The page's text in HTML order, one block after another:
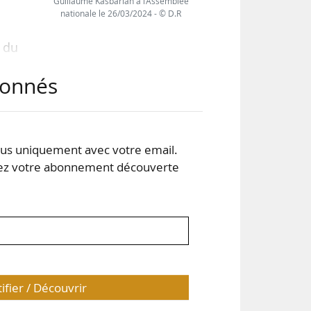
nationale le 26/03/2024 - © D.R
uniquement avec votre email.
votre abonnement découverte
/ Découvrir